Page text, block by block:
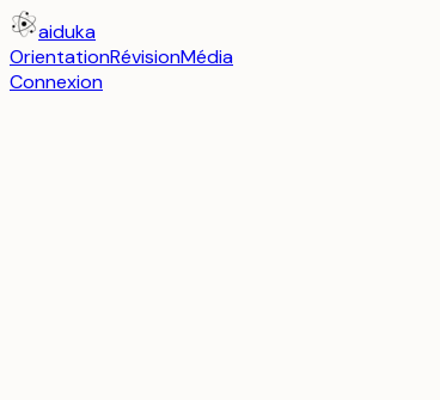
aiduka
OrientationRévisionMédia
Connexion